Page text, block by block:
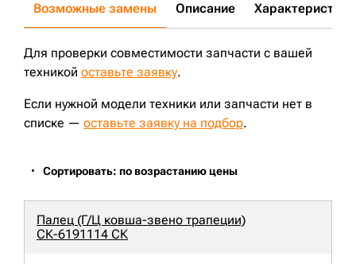
Возможные замены Описание Характеристики
Для проверки совместимости запчасти с вашей
техникой оставьте заявку.
Если нужной модели техники или запчасти нет в
списке — оставьте заявку на подбор.
Сортировать: по возрастанию цены
Палец (Г/Ц ковша-звено трапеции)
СК-6191114 СК